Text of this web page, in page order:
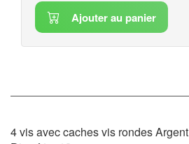
Ajouter au panier
4 vis avec caches vis rondes Argent